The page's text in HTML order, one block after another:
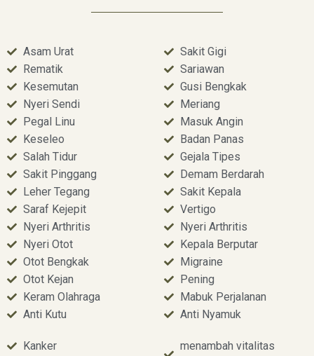
Asam Urat
Rematik
Kesemutan
Nyeri Sendi
Pegal Linu
Keseleo
Salah Tidur
Sakit Pinggang
Leher Tegang
Saraf Kejepit
Nyeri Arthritis
Nyeri Otot
Otot Bengkak
Otot Kejan
Keram Olahraga
Anti Kutu
Sakit Gigi
Sariawan
Gusi Bengkak
Meriang
Masuk Angin
Badan Panas
Gejala Tipes
Demam Berdarah
Sakit Kepala
Vertigo
Nyeri Arthritis
Kepala Berputar
Migraine
Pening
Mabuk Perjalanan
Anti Nyamuk
Kanker
menambah vitalitas